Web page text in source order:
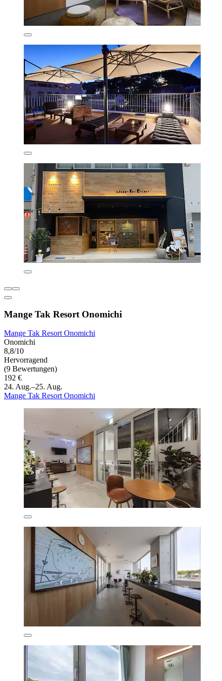
Mange Tak Resort Onomichi
Mange Tak Resort Onomichi
Onomichi
8,8/10
Hervorragend
(9 Bewertungen)
192 €
24. Aug.–25. Aug.
Mange Tak Resort Onomichi